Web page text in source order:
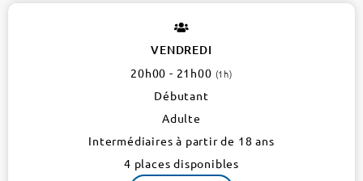
VENDREDI
20h00 - 21h00 (1h)
Débutant
Adulte
Intermédiaires à partir de 18 ans
4 places disponibles